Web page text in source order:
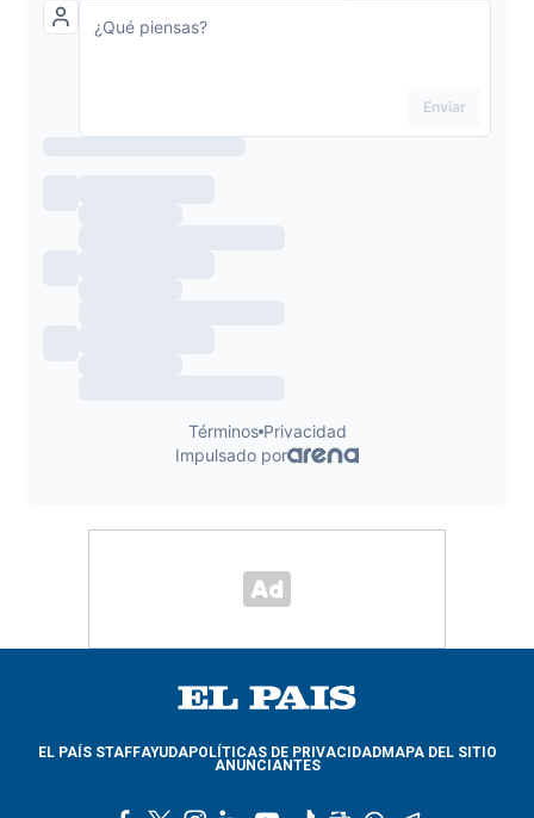
EL PAÍS STAFFAYUDAPOLÍTICAS DE PRIVACIDADMAPA DEL SITIO
ANUNCIANTES